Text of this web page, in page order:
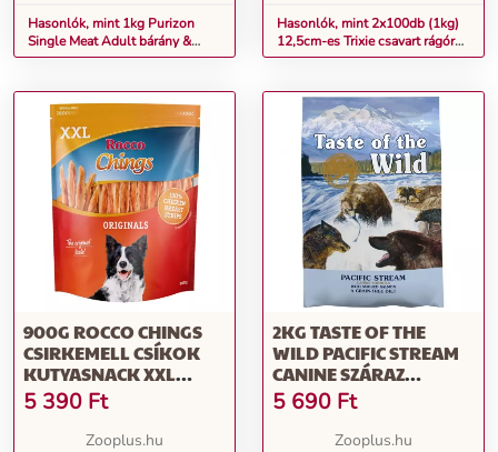
Hasonlók, mint 1kg Purizon
Single Meat Adult bárány &
borsó - gabonamentes száraz
Hasonlók, mint 2x100db (1kg)
12,5cm-es Trixie csavart rágórúd
marhabőrből kutyasnack
900G ROCCO CHINGS
CSIRKEMELL CSÍKOK
KUTYASNACK XXL
CSOMAGBAN
5 390 Ft
Zooplus.hu
2KG TASTE OF THE
WILD PACIFIC STREAM
CANINE SZÁRAZ
KUTYATÁP
5 690 Ft
Zooplus.hu